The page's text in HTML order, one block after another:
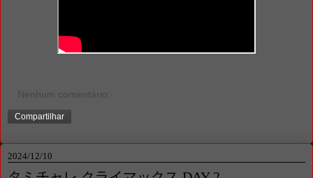
Nenhum comentário:
Compartilhar
2024/12/10